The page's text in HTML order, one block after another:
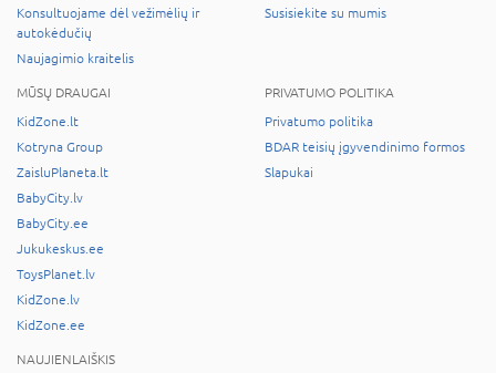
Konsultuojame dėl vežimėlių ir
autokėdučių
Naujagimio kraitelis
Susisiekite su mumis
MŪSŲ DRAUGAI
KidZone.lt
Kotryna Group
ZaisluPlaneta.lt
BabyCity.lv
BabyCity.ee
Jukukeskus.ee
ToysPlanet.lv
KidZone.lv
KidZone.ee
PRIVATUMO POLITIKA
Privatumo politika
BDAR teisių įgyvendinimo formos
Slapukai
NAUJIENLAIŠKIS